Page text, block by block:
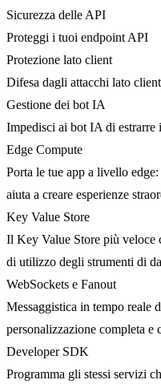
Sicurezza delle API
Proteggi i tuoi endpoint API
Protezione lato client
Difesa dagli attacchi lato client
Gestione dei bot IA
Impedisci ai bot IA di estrarre
Edge Compute
Porta le tue app a livello
aiuta a creare esperienze
Key Value Store
Il Key Value Store più veloce
di utilizzo degli strumenti di
WebSockets e Fanout
Messaggistica in tempo reale
personalizzazione completa e
Developer SDK
Programma gli stessi servizi